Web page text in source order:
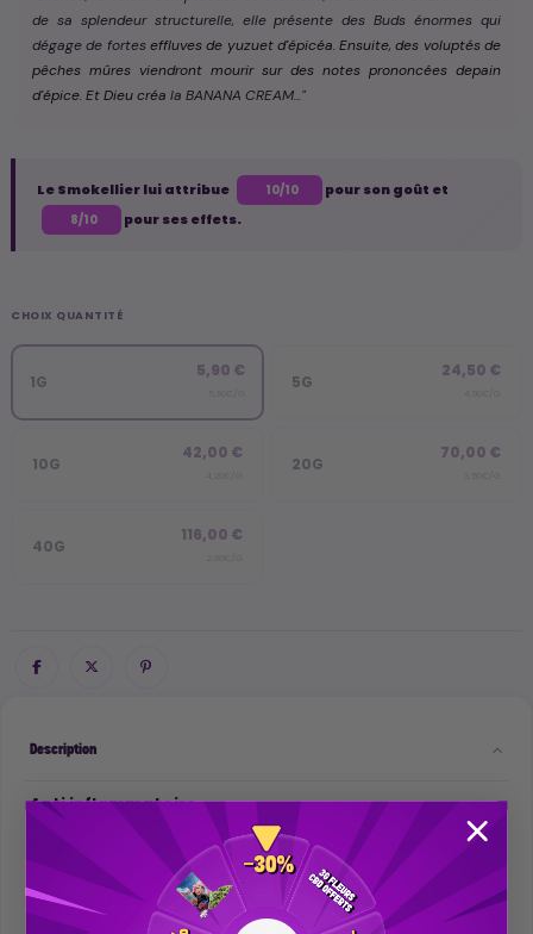
de sa splendeur structurelle, elle présente des Buds énormes qui
dégage de forteseffluves de yuzuet d'épicéa. Ensuite, des voluptés de
pêches mûres viendront mourir sur des notes prononcées depain
d'épice. Et Dieu créa la BANANA CREAM..."
Le Smokellier lui attribue 10/10 pour son goût et
8/10 pour ses effets.
CHOIX QUANTITÉ
1G
5,90 €
5G
24,50 €
10G
42,00 €
20G
70,00 €
40G
116,00 €
Description
Anti inflammatoire
Largement utilisé dans le monde du sport à haut
niveau, le Cannabidiol (CBD) est consommé pour ces
effets
décontractants. Il est particulièrement utilisé
dans le cadre de la récupération post-effort ou post-